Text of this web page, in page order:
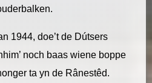
1944, doe’t de Dútsers
noch baas wiene boppe
ta yn de Rânestêd.